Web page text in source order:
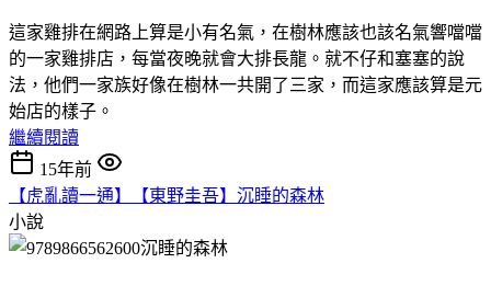
這家雞排在網路上算是小有名氣，在樹林應該也該名氣響噹噹
的一家雞排店，每當夜晚就會大排長龍。就不仔和塞塞的說
法，他們一家族好像在樹林一共開了三家，而這家應該算是元
始店的樣子。
繼續閱讀
15年前
【虎亂讀一通】【東野圭吾】沉睡的森林
小說